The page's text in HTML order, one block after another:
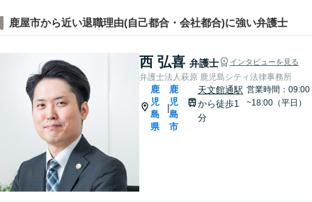
鹿屋市から近い退職理由(自己都合・会社都合)に強い弁護士
西 弘喜 弁護士 インタビューを見る
弁護士法人萩原 鹿児島シティ法律事務所
鹿
児
島
県
|
鹿
児
島
市
天文館通駅
から徒歩1
分
営業時間：09:00
~18:00（平日）